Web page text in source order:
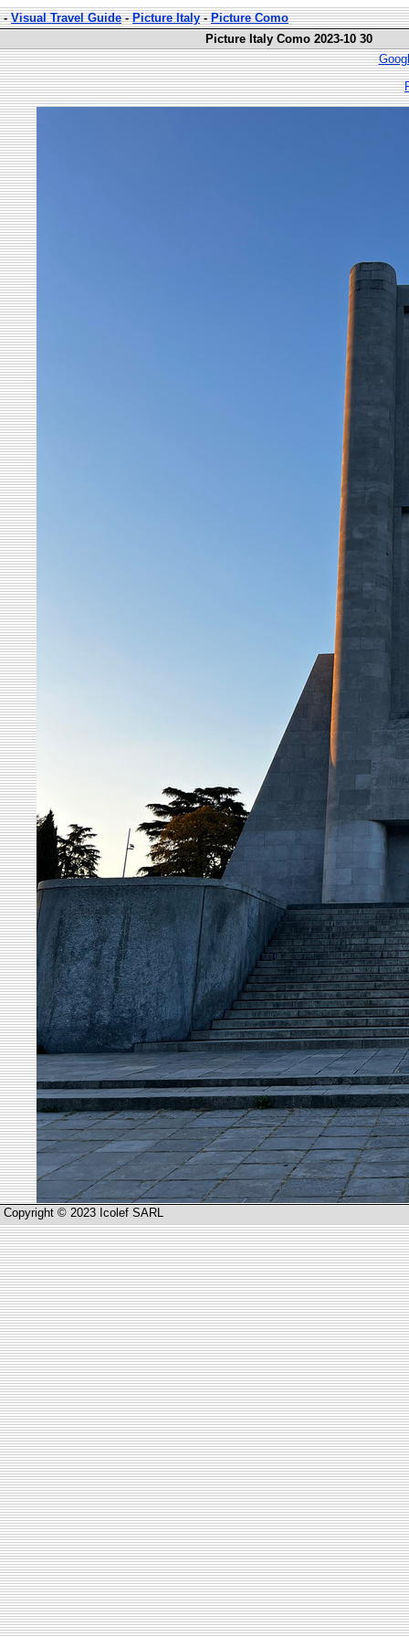
-Visual Travel Guide-Picture Italy-Picture Como
Picture Italy Como 2023-10 30
Copyright © 2023 Icolef SARL